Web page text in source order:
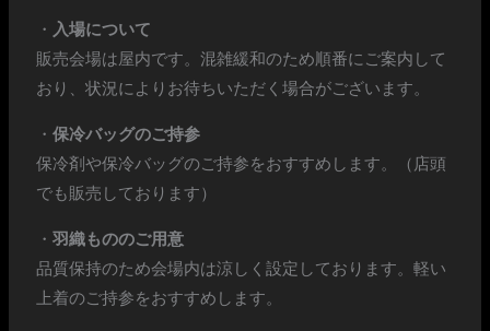
・ 入場について
販売会場は屋内です。混雑緩和のため順番にご案内して
おり、状況によりお待ちいただく場合がございます。
・保冷バッグのご持参
保冷剤や保冷バッグのご持参をおすすめします。（店頭
でも販売しております）
・羽織もののご用意
品質保持のため会場内は涼しく設定しております。軽い
上着のご持参をおすすめします。